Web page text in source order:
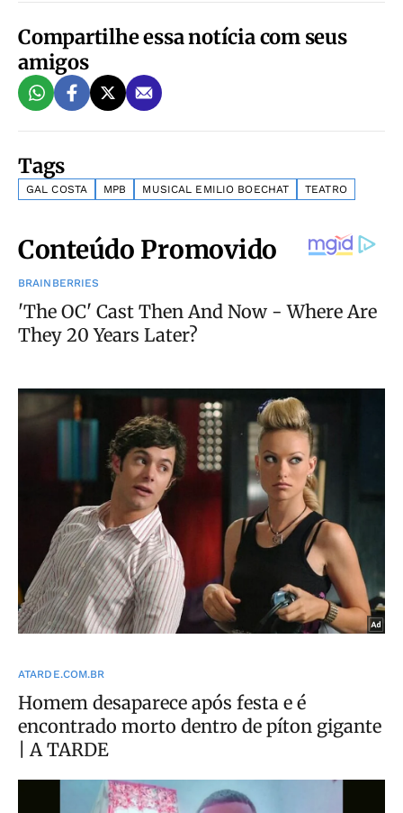
Compartilhe essa notícia com seus
amigos
Tags
GAL COSTA MPB MUSICAL EMILIO BOECHAT TEATRO